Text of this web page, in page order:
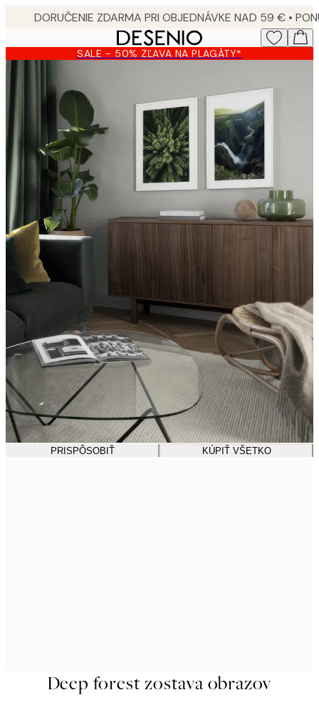
content.
SALE - 50% ZĽAVA NA PLAGÁTY*
PRISPÔSOBIŤ KÚPIŤ VŠETKO
Deep forest zostava obrazov